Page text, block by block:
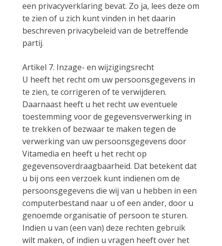
een privacyverklaring bevat. Zo ja, lees deze om
te zien of u zich kunt vinden in het daarin
beschreven privacybeleid van de betreffende
partij.
Artikel 7. Inzage- en wijzigingsrecht
U heeft het recht om uw persoonsgegevens in
te zien, te corrigeren of te verwijderen.
Daarnaast heeft u het recht uw eventuele
toestemming voor de gegevensverwerking in
te trekken of bezwaar te maken tegen de
verwerking van uw persoonsgegevens door
Vitamedia en heeft u het recht op
gegevensoverdraagbaarheid. Dat betekent dat
u bij ons een verzoek kunt indienen om de
persoonsgegevens die wij van u hebben in een
computerbestand naar u of een ander, door u
genoemde organisatie of persoon te sturen.
Indien u van (een van) deze rechten gebruik
wilt maken, of indien u vragen heeft over het